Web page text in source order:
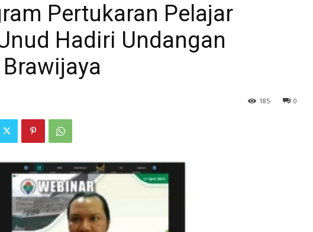
Pertukaran Pelajar
Hadiri Undangan
0
185